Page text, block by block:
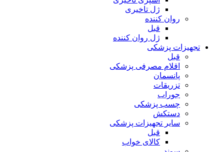
ژل تاخیری
روان کننده
قبل
ژل روان کننده
تجهیزات پزشکی
قبل
اقلام مصرفی پزشکی
پانسمان
تزریقات
جوراب
چسب پزشکی
دستکش
سایر تجهیزات پزشکی
قبل
کالای خواب